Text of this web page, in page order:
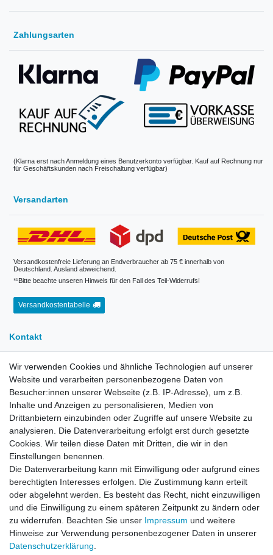
Zahlungsarten
(Klarna erst nach Anmeldung eines Benutzerkonto verfügbar. Kauf auf Rechnung nur
für Geschäftskunden nach Freischaltung verfügbar)
Versandarten
Versandkostenfreie Lieferung an Endverbraucher ab 75 € innerhalb von
Deutschland. Ausland abweichend.
*¹Bitte beachte unseren Hinweis für den Fall des Teil-Widerrufs!
Versandkostentabelle
Kontakt
E-Mail:info[at]kreativplotter.de
Telefon:0202-87063640
Öffnungszeiten:
Montag bis Freitag von 8.30 - 15.30 Uhr
Kontaktformular
Informationen
Registrieren
Widerrufsrecht
Datenschutzerklärung
AGB
Wir verwenden Cookies und ähnliche Technologien auf unserer
Website und verarbeiten personenbezogene Daten von
Besucher:innen unserer Webseite (z.B. IP-Adresse), um z.B.
Inhalte und Anzeigen zu personalisieren, Medien von
Drittanbietern einzubinden oder Zugriffe auf unsere Website zu
analysieren. Die Datenverarbeitung erfolgt erst durch gesetzte
Cookies. Wir teilen diese Daten mit Dritten, die wir in den
Einstellungen benennen.
Die Datenverarbeitung kann mit Einwilligung oder aufgrund eines
berechtigten Interesses erfolgen. Die Zustimmung kann erteilt
oder abgelehnt werden. Es besteht das Recht, nicht einzuwilligen
und die Einwilligung zu einem späteren Zeitpunkt zu ändern oder
zu widerrufen. Beachten Sie unser Impressum und weitere
Hinweise zur Verwendung personenbezogener Daten in unserer
Daten­schutz­erklärung